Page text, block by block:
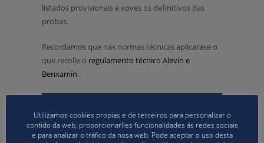
listados provisionais e xoves os definitivos das
probas.
Recordamos que nas normas técnicas aplicarase o
que recolle o regulamento técnico Alevín e
Benxamín .
Utilizamos cookies propias e de terceiros para personalizar o
contido da web, proporcionarlles funcionalidades ás redes sociais
e para analizar o tráfico da nosa web. Pode aceptar o uso desta